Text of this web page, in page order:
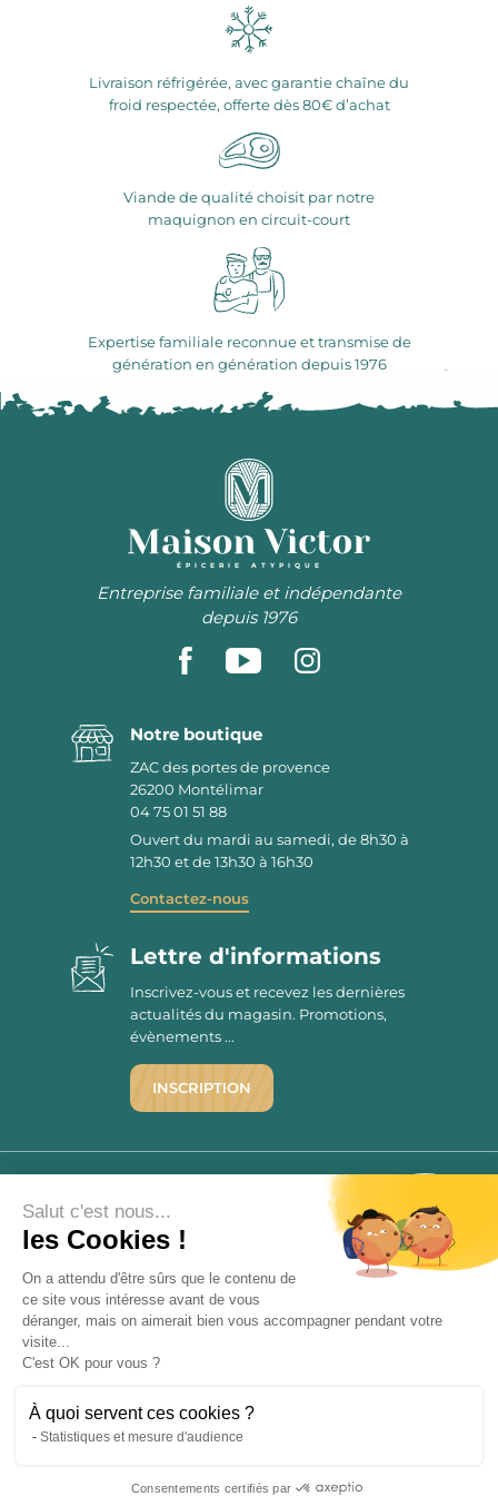
Livraison réfrigérée, avec garantie chaîne du
froid respectée, offerte dès 80€ d’achat
Viande de qualité choisit par notre
maquignon en circuit-court
Expertise familiale reconnue et transmise de
génération en génération depuis 1976
ÉPICERIE ATYPIQUE
Entreprise familiale et indépendante
depuis 1976
Notre boutique
ZAC des portes de provence
26200 Montélimar
04 75 01 51 88
Ouvert du mardi au samedi, de 8h30 à
12h30 et de 13h30 à 16h30
Contactez-nous
2780 AVIS
9.7/10
Lettre d'informations
Inscrivez-vous et recevez les dernières
actualités du magasin. Promotions,
évènements ...
INSCRIPTION
Qui sommes-nous ?
Mentions légales
Politique de confidentialité
FAQ
« L’abus d’alcool est dangereux pour la santé, à consommer avec
Salut c'est nous...
les Cookies !
On a attendu d'être sûrs que le contenu de
ce site vous intéresse avant de vous
déranger, mais on aimerait bien vous accompagner pendant votre
visite...
C'est OK pour vous ?
À quoi servent ces cookies ?
Statistiques et mesure d'audience
Consentements certifiés par